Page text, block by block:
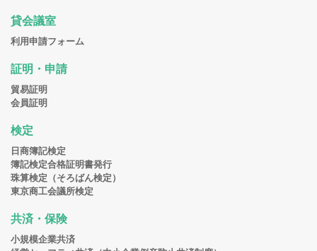
貸会議室
利用申請フォーム
証明・申請
貿易証明
会員証明
検定
日商簿記検定
簿記検定合格証明書発行
珠算検定（そろばん検定）
東京商工会議所検定
共済・保険
小規模企業共済